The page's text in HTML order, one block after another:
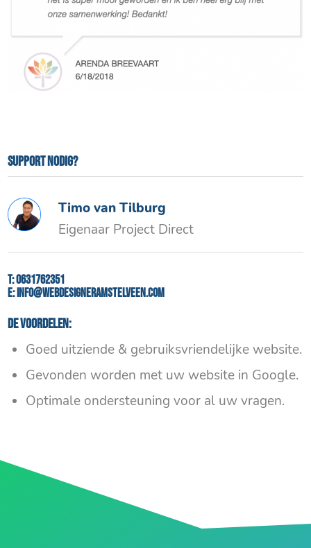
Support nodig?
Timo van Tilburg
Eigenaar Project Direct
T:0631762351
E:info@webdesigneramstelveen.com
De voordelen:
Goed uitziende & gebruiksvriendelijke website.
Gevonden worden met uw website in Google.
Optimale ondersteuning voor al uw vragen.